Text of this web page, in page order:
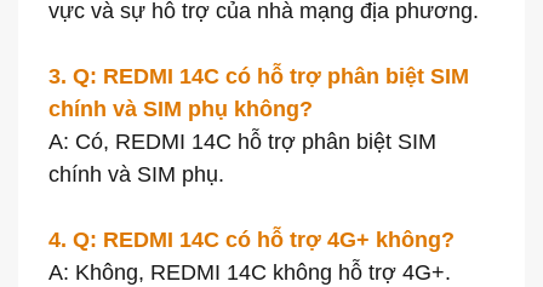
vực và sự hỗ trợ của nhà mạng địa phương.
3. Q: REDMI 14C có hỗ trợ phân biệt SIM
chính và SIM phụ không?
A: Có, REDMI 14C hỗ trợ phân biệt SIM
chính và SIM phụ.
4. Q: REDMI 14C có hỗ trợ 4G+ không?
A: Không, REDMI 14C không hỗ trợ 4G+.